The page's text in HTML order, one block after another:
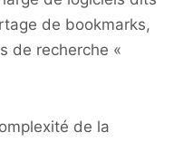
de bookmarks,
de recherche «
de la